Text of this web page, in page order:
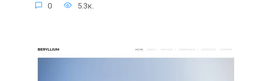
0 5.3к.